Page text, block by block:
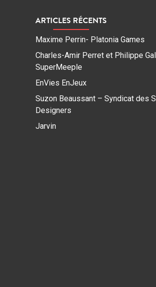
ARTICLES RÉCENTS
Maxime Perrin- Platonia Games
Charles-Amir Perret et Philippe
SuperMeeple
EnVies EnJeux
Suzon Beaussant – Syndicat des
Designers
Jarvin